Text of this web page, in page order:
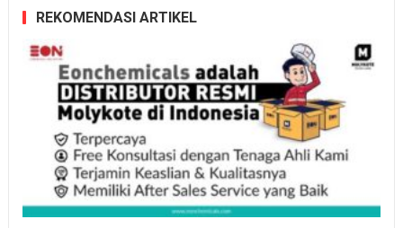
REKOMENDASI ARTIKEL